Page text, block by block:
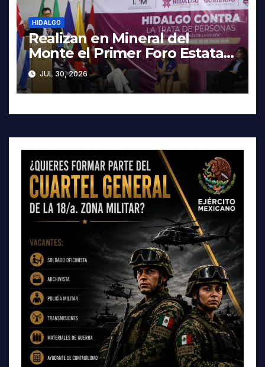
HIDALGO
Realizan en Mineral del
Monte el Primer Foro Estatal
contra la Trata de Personas
JUL 30, 2026